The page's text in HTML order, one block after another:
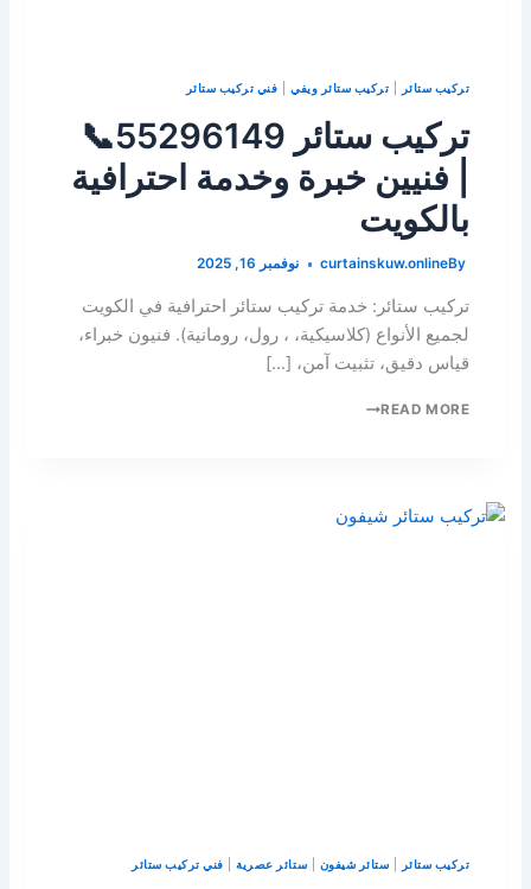
تركيب ستائر تركيب ستائر ويفي| فني تركيب ستائر
تركيب ستائر 55296149📞
| فنيين خبرة وخدمة احترافية
بالكويت
By
curtainskuw.online نوفمبر 16, 2025
تركيب ستائر: خدمة تركيب ستائر احترافية في الكويت
لجميع الأنواع (كلاسيكية، ، رول، رومانية). فنيون خبراء،
قياس دقيق، تثبيت آمن، […]
READ MORE
تركيب ستائر ستائر شيفون ستائر عصرية| فني تركيب ستائر